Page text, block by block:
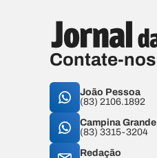
Contate-nos
João Pessoa
(83) 2106.1892
Campina Grande
(83) 3315-3204
Redação